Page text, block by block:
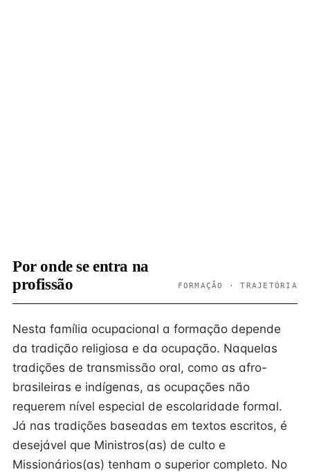
Por onde se entra na
profissão
FORMAÇÃO · TRAJETÓRIA
Nesta família ocupacional a formação depende
da tradição religiosa e da ocupação. Naquelas
tradições de transmissão oral, como as afro-
brasileiras e indígenas, as ocupações não
requerem nível especial de escolaridade formal.
Já nas tradições baseadas em textos escritos, é
desejável que Ministros(as) de culto e
Missionários(as) tenham o superior completo. No